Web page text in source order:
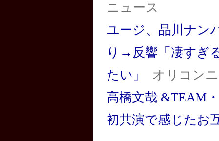
ニュース
ユージ、品川ナン
り→反響「凄すぎ
たい」
オリコン
高橋文哉 &TEAM
初共演で感じたお